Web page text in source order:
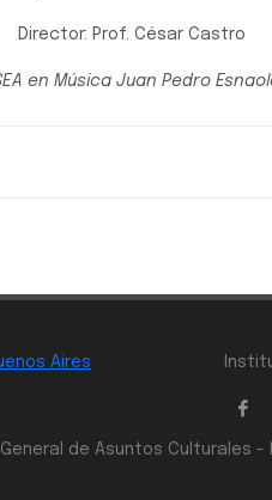
Director: Prof. César Castro
en Música Juan Pedro
de Asuntos Culturales -